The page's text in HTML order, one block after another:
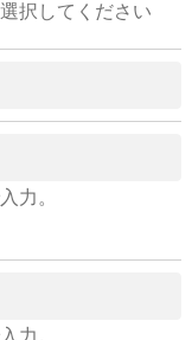
選択してください
力。
力。